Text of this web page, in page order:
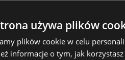
używa plików
plików cookie w celu
informacje o tym, jak